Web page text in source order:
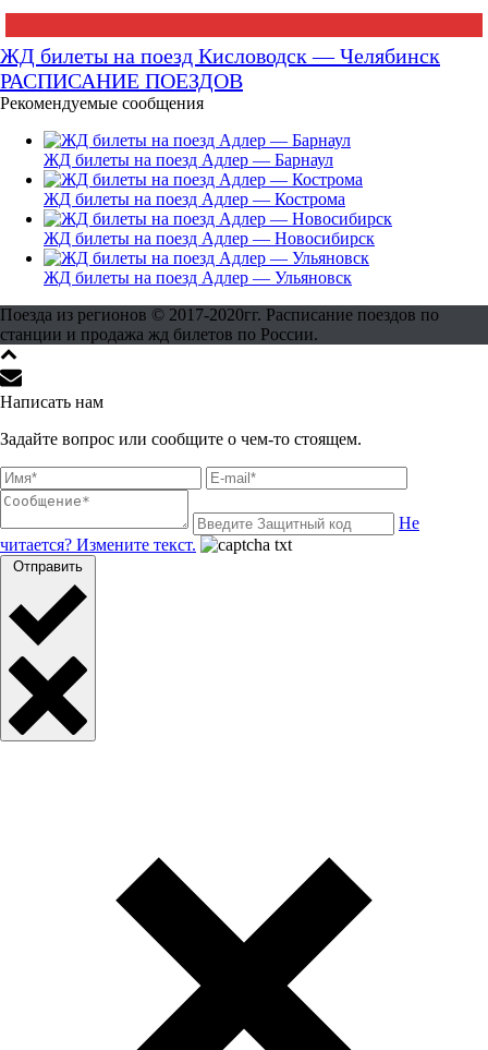
ЖД билеты на поезд Кисловодск — Челябинск
РАСПИСАНИЕ ПОЕЗДОВ
Рекомендуемые сообщения
ЖД билеты на поезд Адлер — Барнаул
ЖД билеты на поезд Адлер — Кострома
ЖД билеты на поезд Адлер — Новосибирск
ЖД билеты на поезд Адлер — Ульяновск
Поезда из регионов © 2017-2020гг. Расписание поездов по
станции и продажа жд билетов по России.
Написать нам
Задайте вопрос или сообщите о чем-то стоящем.
Не
читается? Измените текст.
Отправить